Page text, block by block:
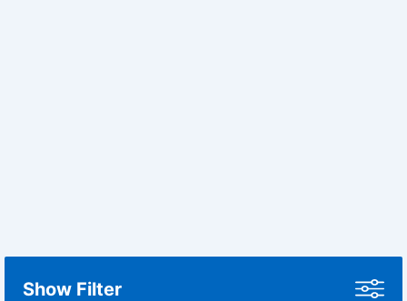
Show Filter